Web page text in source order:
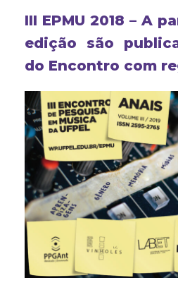
III EPMU 2018 – A
edição são
do Encontro com